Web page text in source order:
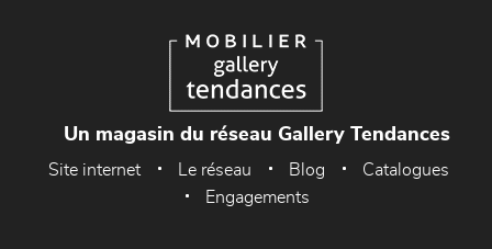
Un magasin du réseau Gallery Tendances
Site internet Le réseau Blog
Catalogues
Engagements